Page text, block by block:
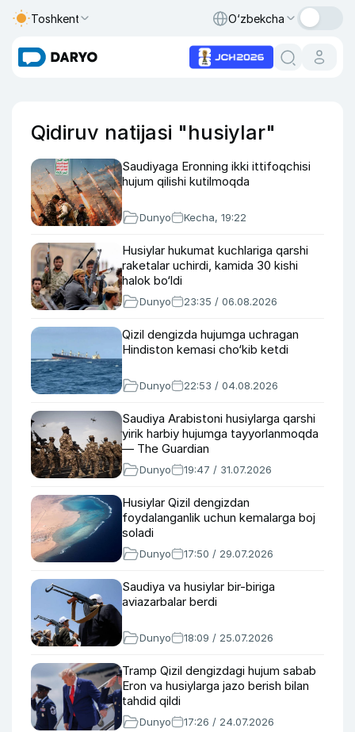
Toshkent O‘zbekcha
Qidiruv natijasi "husiylar"
Saudiyaga Eronning ikki ittifoqchisi
hujum qilishi kutilmoqda
Dunyo Kecha, 19:22
Husiylar hukumat kuchlariga qarshi
raketalar uchirdi, kamida 30 kishi
halok bo‘ldi
Dunyo 23:35 / 06.08.2026
Qizil dengizda hujumga uchragan
Hindiston kemasi cho‘kib ketdi
Dunyo 22:53 / 04.08.2026
Saudiya Arabistoni husiylarga qarshi
yirik harbiy hujumga tayyorlanmoqda
— The Guardian
Dunyo 19:47 / 31.07.2026
Husiylar Qizil dengizdan
foydalanganlik uchun kemalarga boj
soladi
Dunyo 17:50 / 29.07.2026
Saudiya va husiylar bir-biriga
aviazarbalar berdi
Dunyo 18:09 / 25.07.2026
Tramp Qizil dengizdagi hujum sabab
Eron va husiylarga jazo berish bilan
tahdid qildi
Dunyo 17:26 / 24.07.2026